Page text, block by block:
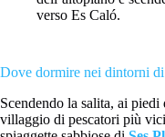
verso Es Caló.
Dove dormire nei dintorni
Scendendo la salita, ai
villaggio di pescatori più